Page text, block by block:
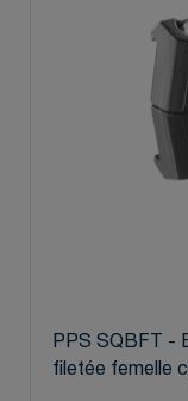
PPS SQBFT -
filetée femelle